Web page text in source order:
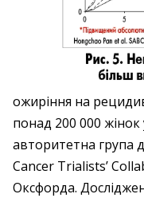
ожиріння на
понад 200 000 жінок
авторитетна група
Cancer Trialists’
Оксфорда.